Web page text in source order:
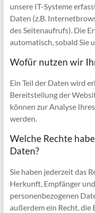
unsere IT-Systeme
Daten (z.B.
des Seitenaufrufs). Die
automatisch, sobald Sie
Wofür nutzen wir
Ein Teil der Daten wird
Bereitstellung der
können zur Analyse
werden.
Welche Rechte
Daten?
Sie haben jederzeit das
Herkunft, Empfänger
personenbezogenen
außerdem ein Recht, die